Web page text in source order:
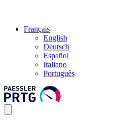
Français
English
Deutsch
Español
Italiano
Português